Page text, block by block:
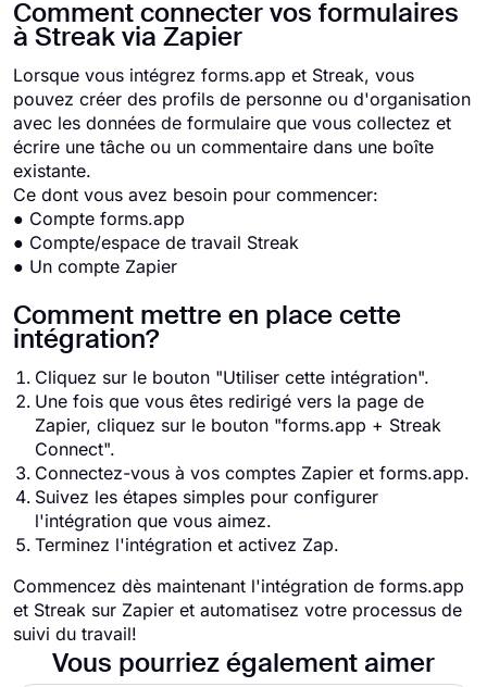
Comment connecter vos formulaires
à Streak via Zapier
Lorsque vous intégrez forms.app et Streak, vous
pouvez créer des profils de personne ou d'organisation
avec les données de formulaire que vous collectez et
écrire une tâche ou un commentaire dans une boîte
existante.
Ce dont vous avez besoin pour commencer:
● Compte forms.app
● Compte/espace de travail Streak
● Un compte Zapier
Comment mettre en place cette
intégration?
Cliquez sur le bouton "Utiliser cette intégration".
Une fois que vous êtes redirigé vers la page de
Zapier, cliquez sur le bouton "forms.app + Streak
Connect".
Connectez-vous à vos comptes Zapier et forms.app.
Suivez les étapes simples pour configurer
l'intégration que vous aimez.
Terminez l'intégration et activez Zap.
Commencez dès maintenant l'intégration de forms.app
et Streak sur Zapier et automatisez votre processus de
suivi du travail!
Vous pourriez également aimer